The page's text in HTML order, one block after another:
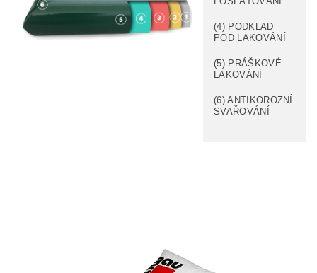
(4) PODKLAD
POD LAKOVÁNÍ
(5) PRÁŠKOVÉ
LAKOVÁNÍ
(6) ANTIKOROZNÍ
SVAŘOVÁNÍ